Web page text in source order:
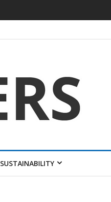
SUSTAINABILITY